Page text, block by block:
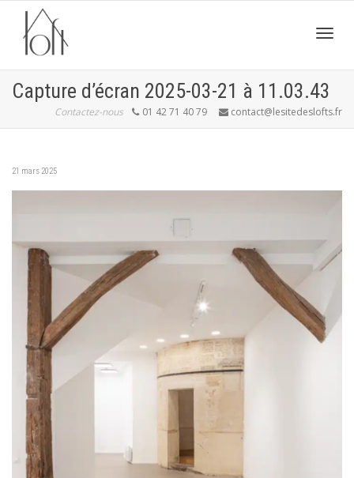
Capture d’écran 2025-03-21 à 11.03.43
Contactez-nous 01 42 71 40 79 contact@lesitedeslofts.fr
21 mars 2025